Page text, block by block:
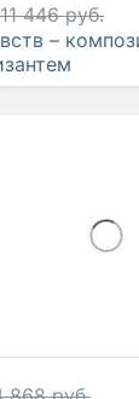
11 446 руб.
–